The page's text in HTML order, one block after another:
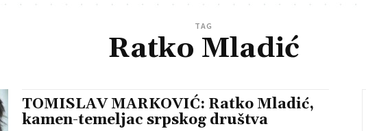
TAG
Ratko Mladić
TOMISLAV MARKOVIĆ: Ratko Mladić,
kamen-temeljac srpskog društva